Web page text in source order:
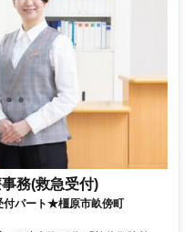
務(救急受付)
付パート★橿原市畝傍町